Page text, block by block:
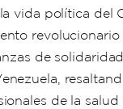
vida política del
revolucionario
de
de la